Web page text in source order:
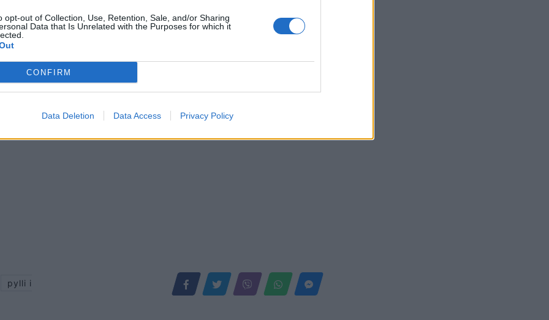
opt-out of Collection, Use, Retention, Sale, and/or Sharing
Data that Is Unrelated with the Purposes for which it
CONFIRM
Data Deletion Data Access Privacy Policy
te Pylli i Sodës në Vlorë,
pylli i